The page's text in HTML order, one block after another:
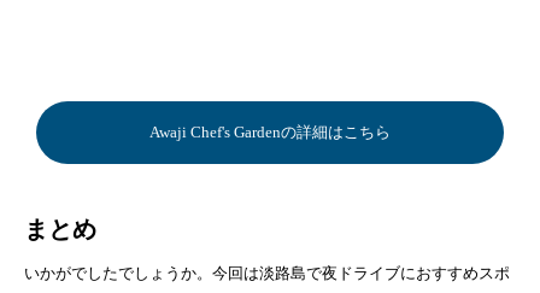
Awaji Chef's Gardenの詳細はこちら
まとめ
いかがでしたでしょうか。今回は淡路島で夜ドライブにおすすめスポ